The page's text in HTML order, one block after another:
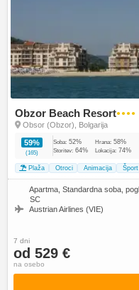
Obzor Beach Resort●●●●
Obsor (Obzor), Bolgarija
59%
(165)
Soba: 52% Hrana: 58%
Storitev: 64% Lokacija: 74%
Plaža Otroci Animacija Šport
Apartma, Standardna soba,
SC
Austrian Airlines (VIE)
7 dni
od 529 €
na osebo